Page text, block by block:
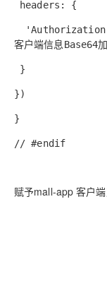
headers: {
'Authorization':
客户端信息Base64
}
})
}
// #endif
赋予mall-app 客户